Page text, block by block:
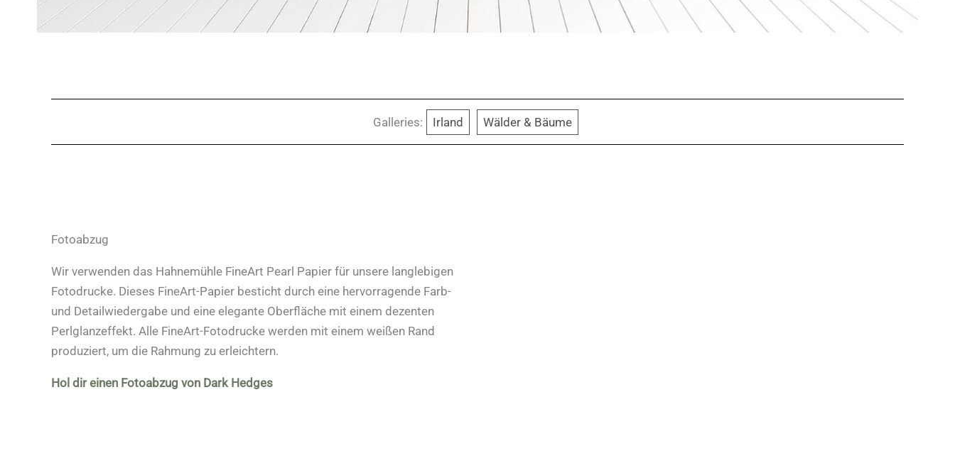
Galleries: Irland Wälder & Bäume
Fotoabzug
Wir verwenden das Hahnemühle FineArt Pearl Papier für unsere langlebigen
Fotodrucke. Dieses FineArt-Papier besticht durch eine hervorragende Farb-
und Detailwiedergabe und eine elegante Oberfläche mit einem dezenten
Perlglanzeffekt. Alle FineArt-Fotodrucke werden mit einem weißen Rand
produziert, um die Rahmung zu erleichtern.
Hol dir einen Fotoabzug von Dark Hedges